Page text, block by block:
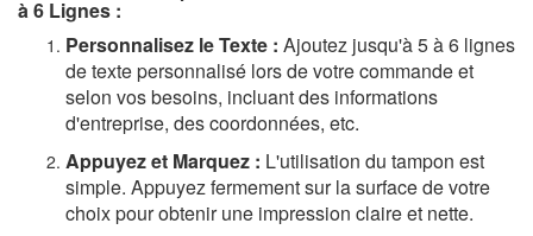
à 6 Lignes :
Personnalisez le Texte : Ajoutez jusqu'à 5 à 6 lignes
de texte personnalisé lors de votre commande et
selon vos besoins, incluant des informations
d'entreprise, des coordonnées, etc.
Appuyez et Marquez : L'utilisation du tampon est
simple. Appuyez fermement sur la surface de votre
choix pour obtenir une impression claire et nette.